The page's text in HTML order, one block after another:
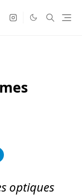
optiques